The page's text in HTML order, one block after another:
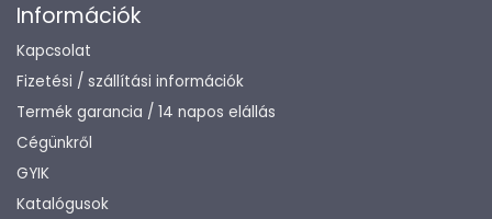
Információk
Kapcsolat
Fizetési / szállítási információk
Termék garancia / 14 napos elállás
Cégünkről
GYIK
Katalógusok